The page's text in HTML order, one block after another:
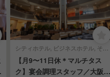
シティホテル, ビジネスホテル, その他ホテル | 宴会・婚礼部門 | 宴会調理
【月9〜11日休＊マルチタス
ク】宴会調理スタッフ／大阪市